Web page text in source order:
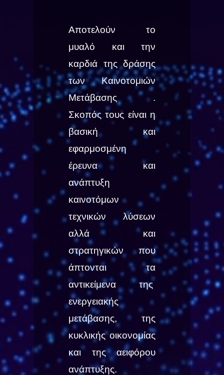
Αποτελούν το
μυαλό και την
καρδιά της δράσης
των Καινοτομιών
Μετάβασης .
Σκοπός τους είναι η
βασική και
εφαρμοσμένη
έρευνα και
ανάπτυξη
καινοτόμων
τεχνικών λύσεων
αλλά και
στρατηγικών που
άπτονται τα
αντικείμενα της
ενεργειακής
μετάβασης, της
κυκλικής οικονομίας
και της αειφόρου
ανάπτυξης.